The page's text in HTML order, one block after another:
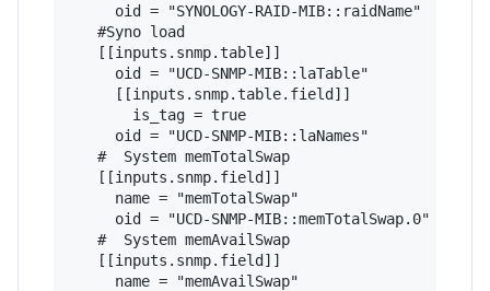
     oid = "SYNOLOGY-RAID-MIB::raidName"
   #Syno load
   [[inputs.snmp.table]]
     oid = "UCD-SNMP-MIB::laTable"
     [[inputs.snmp.table.field]]
       is_tag = true
     oid = "UCD-SNMP-MIB::laNames"
   #  System memTotalSwap
   [[inputs.snmp.field]]
     name = "memTotalSwap"
     oid = "UCD-SNMP-MIB::memTotalSwap.0"
   #  System memAvailSwap
   [[inputs.snmp.field]]
     name = "memAvailSwap"